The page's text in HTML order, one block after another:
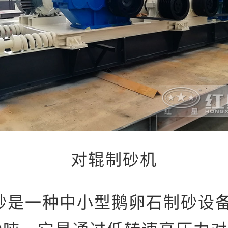
对辊制砂机
是一种中小型鹅卵石制砂设